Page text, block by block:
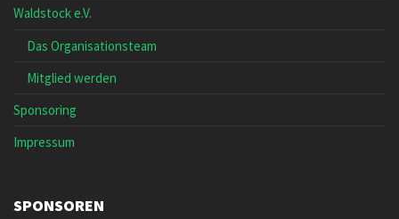
Waldstock e.V.
Das Organisationsteam
Mitglied werden
Sponsoring
Impressum
SPONSOREN